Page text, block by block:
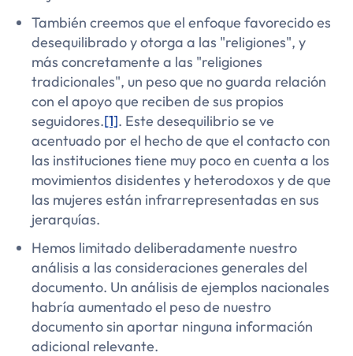
También creemos que el enfoque favorecido es
desequilibrado y otorga a las "religiones", y
más concretamente a las "religiones
tradicionales", un peso que no guarda relación
con el apoyo que reciben de sus propios
seguidores.[1]. Este desequilibrio se ve
acentuado por el hecho de que el contacto con
las instituciones tiene muy poco en cuenta a los
movimientos disidentes y heterodoxos y de que
las mujeres están infrarrepresentadas en sus
jerarquías.
Hemos limitado deliberadamente nuestro
análisis a las consideraciones generales del
documento. Un análisis de ejemplos nacionales
habría aumentado el peso de nuestro
documento sin aportar ninguna información
adicional relevante.